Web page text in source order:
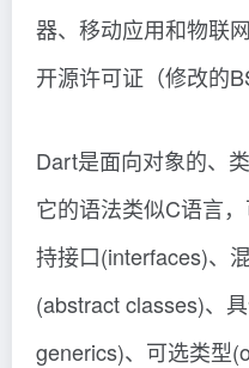
器、移动应用和物联
开源许可证（修改的
Dart是面向对象的、
它的语法类似C语言
持接口(interfaces)、
(abstract classes)、
generics)、可选类型